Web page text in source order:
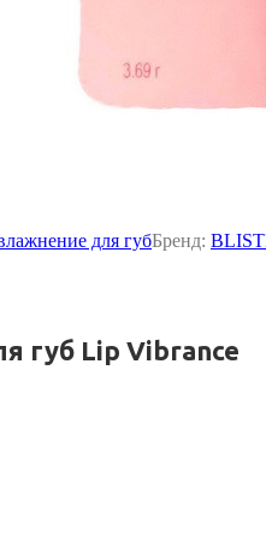
для губБренд:
губ Lip Vibrance